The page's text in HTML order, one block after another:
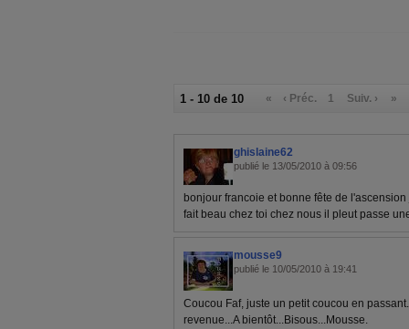
1 - 10 de 10 « ‹ Préc. 1 Suiv. › »
ghislaine62
publié le 13/05/2010 à 09:56
bonjour francoie et bonne fête de
fait beau chez toi chez nous il pleut passe
mousse9
publié le 10/05/2010 à 19:41
Coucou Faf, juste un petit coucou en
revenue...A bientôt...Bisous...Mousse.